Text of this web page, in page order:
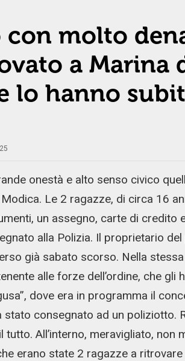
molto
a Marina
lo hanno
onestà e alto senso civico
Le 2 ragazze, di circa 16
un assegno, carte di credito
alla Polizia. Il proprietario
già sabato scorso. Nella
alle forze dell’ordine, che
dove era in programma il
stato consegnato ad un poliziotto.
tutto. All’interno, meravigliato, non
erano state 2 ragazze a